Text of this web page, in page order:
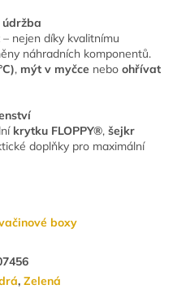
– nejen díky kvalitnímu
náhradních komponentů.
, mýt v myčce nebo ohřívat
krytku FLOPPY®, šejkr
doplňky pro maximální
boxy
, Zelená